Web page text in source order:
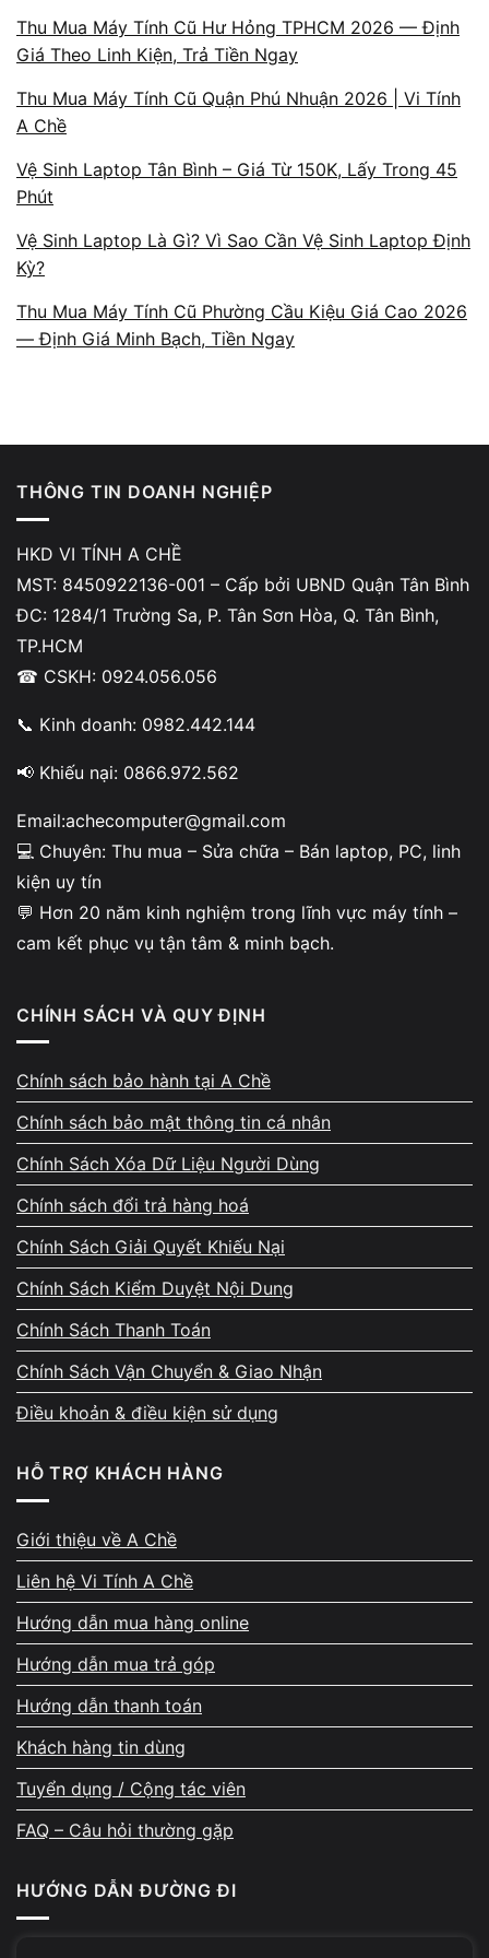
Cài lại hoặc cập nhật driver WiFi
Reset cài đặt mạng
Nếu đã thử các bước trên nhưng vẫn không thấy WiFi, khả
năng cao liên quan đến phần cứng như card hoặc anten.
nguyên nhân, tránh thay linh kiện không cần thiết.
👉LG Gram không nhận WiFi thường liên quan đến card
hoặc anten. Kiểm tra miễn phí tại
xác định đúng lỗi và xử lý nhanh, đảm bảo kết nối ổn định
trở lại.
Không thấy WiFi hoàn toàn
WiFi biến mất nhiều lần
Lỗi lặp lại thường xuyên
👉 Đây là những dấu hiệu nên kiểm tra chuyên sâu để
đảm bảo máy hoạt động ổn định.
Cách Vi Tính A Chề xử lý WiFi LG Gram
Kiểm tra tổng thể miễn phí
Test phần mềm và phần cứng
card WiFi)
Test kỹ trước khi bàn giao
Chi phí tham khảo
DỊCH VỤ
Kiểm tra WiFi
Thu Mua Máy Tính Cũ Hư Hỏng TPHCM 2026 — Định
Giá Theo Linh Kiện, Trả Tiền Ngay
Thu Mua Máy Tính Cũ Quận Phú Nhuận 2026 | Vi Tính
A Chề
Vệ Sinh Laptop Tân Bình – Giá Từ 150K, Lấy Trong 45
Phút
Vệ Sinh Laptop Là Gì? Vì Sao Cần Vệ Sinh Laptop Định
Kỳ?
Thu Mua Máy Tính Cũ Phường Cầu Kiệu Giá Cao 2026
— Định Giá Minh Bạch, Tiền Ngay
THÔNG TIN DOANH NGHIỆP
HKD VI TÍNH A CHỀ
MST: 8450922136-001 – Cấp bởi UBND Quận Tân Bình
ĐC: 1284/1 Trường Sa, P. Tân Sơn Hòa, Q. Tân Bình,
TP.HCM
☎ CSKH: 0924.056.056
📞 Kinh doanh: 0982.442.144
📢 Khiếu nại: 0866.972.562
Email:achecomputer@gmail.com
💻 Chuyên: Thu mua – Sửa chữa – Bán laptop, PC, linh
kiện uy tín
💬 Hơn 20 năm kinh nghiệm trong lĩnh vực máy tính –
cam kết phục vụ tận tâm & minh bạch.
CHÍNH SÁCH VÀ QUY ĐỊNH
Chính sách bảo hành tại A Chề
Chính sách bảo mật thông tin cá nhân
Chính Sách Xóa Dữ Liệu Người Dùng
Chính sách đổi trả hàng hoá
Chính Sách Giải Quyết Khiếu Nại
Chính Sách Kiểm Duyệt Nội Dung
Chính Sách Thanh Toán
Chính Sách Vận Chuyển & Giao Nhận
Điều khoản & điều kiện sử dụng
HỖ TRỢ KHÁCH HÀNG
Giới thiệu về A Chề
Liên hệ Vi Tính A Chề
Hướng dẫn mua hàng online
Hướng dẫn mua trả góp
Hướng dẫn thanh toán
Khách hàng tin dùng
Tuyển dụng / Cộng tác viên
FAQ – Câu hỏi thường gặp
HƯỚNG DẪN ĐƯỜNG ĐI